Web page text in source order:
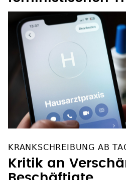
feministischen
KRANKSCHREIBUNG AB
Kritik an